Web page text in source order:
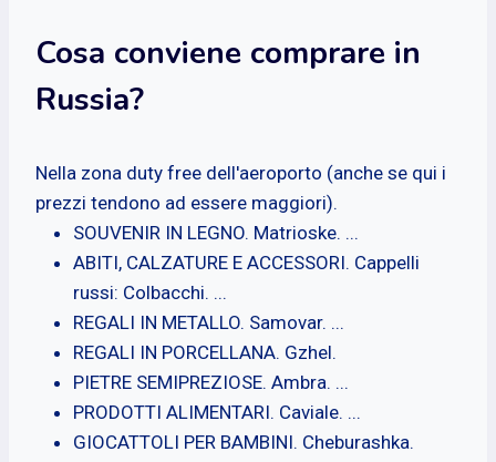
Cosa conviene comprare in
Russia?
Nella zona duty free dell'aeroporto (anche se qui i
prezzi tendono ad essere maggiori).
SOUVENIR IN LEGNO. Matrioske. ...
ABITI, CALZATURE E ACCESSORI. Cappelli
russi: Colbacchi. ...
REGALI IN METALLO. Samovar. ...
REGALI IN PORCELLANA. Gzhel.
PIETRE SEMIPREZIOSE. Ambra. ...
PRODOTTI ALIMENTARI. Caviale. ...
GIOCATTOLI PER BAMBINI. Cheburashka.